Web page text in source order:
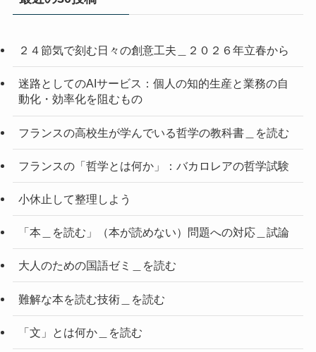
２４節気で刻む日々の創意工夫＿２０２６年立春から
迷路としてのAIサービス：個人の知的生産と業務の自
動化・効率化を阻むもの
フランスの高校生が学んでいる哲学の教科書＿を読む
フランスの「哲学とは何か」：バカロレアの哲学試験
小休止して整理しよう
「本＿を読む」（本が読めない）問題への対応＿試論
大人のための国語ゼミ＿を読む
難解な本を読む技術＿を読む
「文」とは何か＿を読む